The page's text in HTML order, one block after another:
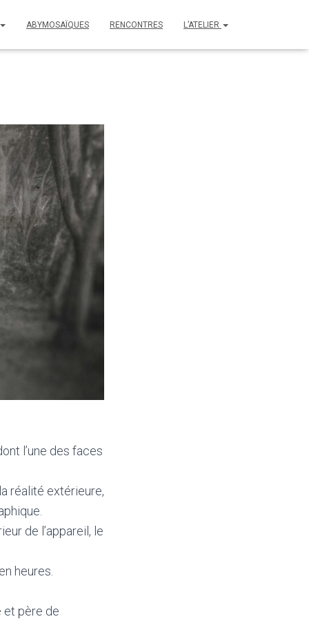
ABYMOSAÏQUES RENCONTRES L’ATELIER
l’une des faces
réalité extérieure,
de l’appareil, le
heures.
et père de